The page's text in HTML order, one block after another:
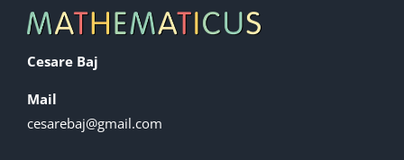
Cesare Baj
Mail
cesarebaj@gmail.com